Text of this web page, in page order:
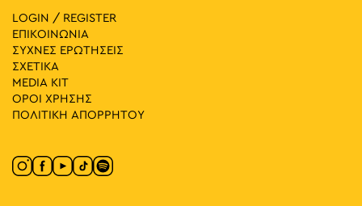
LOGIN / REGISTER
ΕΠΙΚΟΙΝΩΝΙΑ
ΣΥΧΝΕΣ ΕΡΩΤΗΣΕΙΣ
ΣΧΕΤΙΚΑ
MEDIA ΚIT
ΟΡΟΙ ΧΡΗΣΗΣ
ΠΟΛΙΤΙΚΗ ΑΠΟΡΡΗΤΟΥ